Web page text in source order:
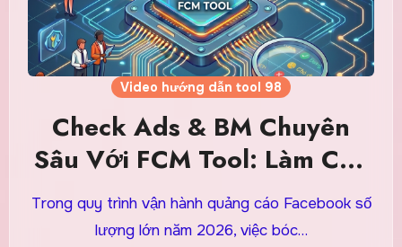
Video hướng dẫn tool 98
Check Ads & BM Chuyên
Sâu Với FCM Tool: Làm Chủ
Tài Nguyên Cực Đơn Giản
Trong quy trình vận hành quảng cáo Facebook số
lượng lớn năm 2026, việc bóc…